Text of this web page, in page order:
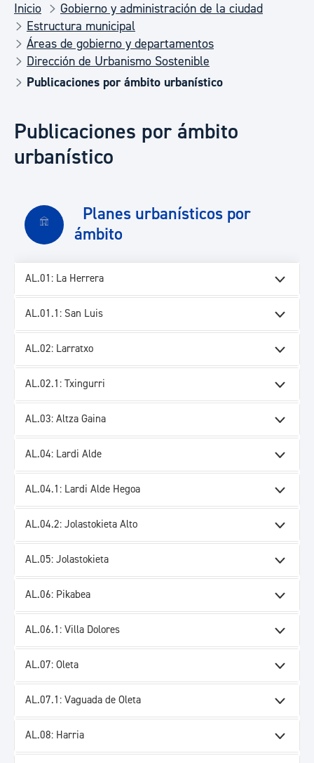
Inicio
Gobierno y administración de la ciudad
Estructura municipal
Áreas de gobierno y departamentos
Dirección de Urbanismo Sostenible
Publicaciones por ámbito urbanístico
Publicaciones por ámbito
urbanístico
Planes urbanísticos por
ámbito
AL.01: La Herrera
AL.01.1: San Luis
AL.02: Larratxo
AL.02.1: Txingurri
AL.03: Altza Gaina
AL.04: Lardi Alde
AL.04.1: Lardi Alde Hegoa
AL.04.2: Jolastokieta Alto
AL.05: Jolastokieta
AL.06: Pikabea
AL.06.1: Villa Dolores
AL.07: Oleta
AL.07.1: Vaguada de Oleta
AL.08: Harria